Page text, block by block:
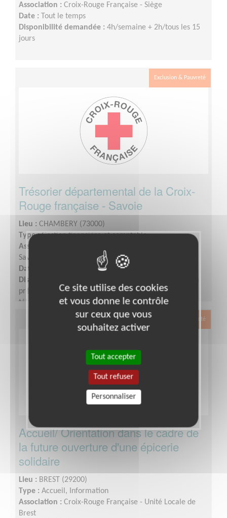
Association : Croix-Rouge Française - Siège
Date : Tout le temps
Disponibilité demandée : 4h/semaine + 2h/tous les 15
jours
Exclusion & Pauvreté
Trésorier départemental de la Croix-
Rouge française - Savoie
Lieu : CHAMBERY (73000)
Type :Gestion financière et comptable
Association :
Savoie
Date :
Disponibilité demandée :
présentiel dans les locaux, le reste peut se faire en
télébénévolat.
Exclusion & Pauvreté
Accueil/ Orientation dans le cadre de
la future ouverture d'une épicerie
solidaire
Lieu : BREST (29200)
Type : Accueil, Information
Association : Croix-Rouge Française - Unité Locale de
Brest
Ce site utilise des cookies
et vous donne le contrôle
sur ceux que vous
souhaitez activer
Tout accepter
Tout refuser
Personnaliser